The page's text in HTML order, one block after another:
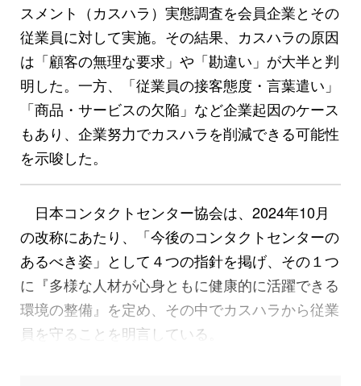
スメント（カスハラ）実態調査を会員企業とその
従業員に対して実施。その結果、カスハラの原因
は「顧客の無理な要求」や「勘違い」が大半と判
明した。一方、「従業員の接客態度・言葉遣い」
「商品・サービスの欠陥」など企業起因のケース
もあり、企業努力でカスハラを削減できる可能性
を示唆した。
日本コンタクトセンター協会は、2024年10月
の改称にあたり、「今後のコンタクトセンターの
あるべき姿」として４つの指針を掲げ、その１つ
に『多様な人材が心身ともに健康的に活躍できる
環境の整備』を定め、その中でカスハラから従業
員を守ることを明言している。